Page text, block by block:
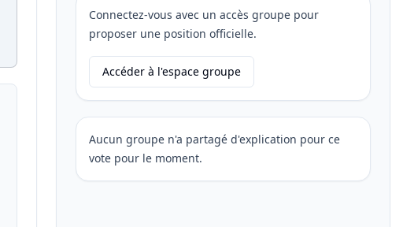
Connectez-vous avec un accès groupe pour
proposer une position officielle.
Accéder à l'espace groupe
Aucun groupe n'a partagé d'explication pour ce
vote pour le moment.